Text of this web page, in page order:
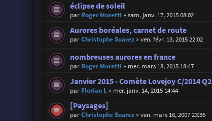
éclipse de soleil
par Roger Moretti » sam. janv. 17, 2015 08:02
Aurores boréales, carnet de route
parChristophe Suarez» ven. févr. 13, 2015 22:02
nombreuses aurores en france
par Roger Moretti » mer. mars 18, 2015 18:47
Janvier 2015 - Comète Lovejoy C/2014 Q2
par Florian L» mer. janv. 14, 2015 14:44
[Paysages]
parChristophe Suarez» ven. mars 16, 2007 23:36